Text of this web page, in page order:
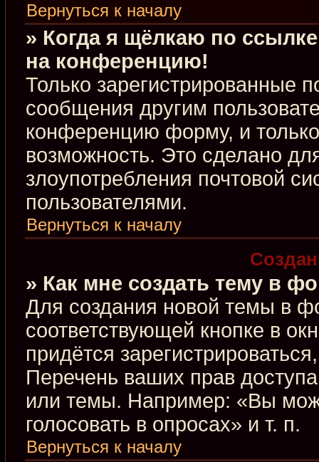
Вернуться к началу
» Когда я щёлкаю по
на конференцию!
Только зарегистрированные
сообщения другим
конференцию форму, и
возможность. Это сделано
злоупотребления почтовой
пользователями.
Вернуться к началу
» Как мне создать тему в
Для создания новой темы в
соответствующей кнопке в
придётся
Перечень ваших прав
или темы. Например: «Вы
голосовать в опросах» и т. п.
Вернуться к началу